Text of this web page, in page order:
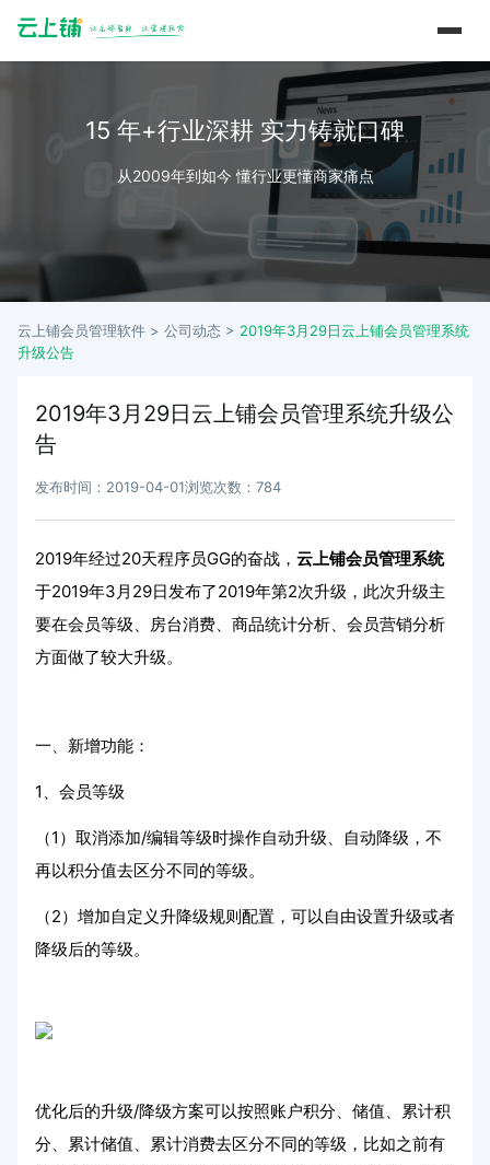
15 年+行业深耕 实力铸就口碑
从2009年到如今 懂行业更懂商家痛点
云上铺会员管理软件 > 公司动态 > 2019年3月29日云上铺会员管理系统
升级公告
2019年3月29日云上铺会员管理系统升级公
告
发布时间：2019-04-01浏览次数：784
2019年经过20天程序员GG的奋战， 云上铺会员管理系统
于2019年3月29日发布了2019年第2次升级，此次升级主
要在会员等级、房台消费、商品统计分析、会员营销分析
方面做了较大升级。
一、新增功能：
1、会员等级
（1）取消添加/编辑等级时操作自动升级、自动降级，不
再以积分值去区分不同的等级。
（2）增加自定义升降级规则配置，可以自由设置升级或者
降级后的等级。
优化后的升级/降级方案可以按照账户积分、储值、累计积
分、累计储值、累计消费去区分不同的等级，比如之前有